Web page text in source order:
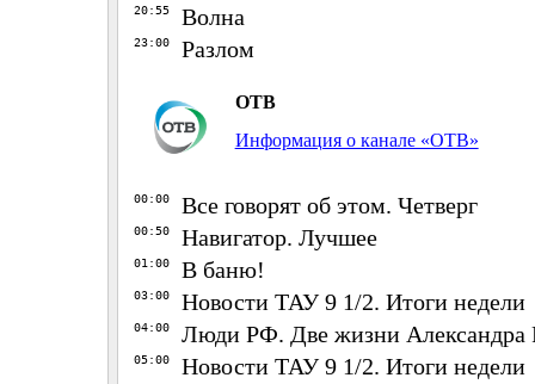
20:55 Волна
23:00 Разлом
ОТВ
Информация о канале «ОТВ»
00:00 Все говорят об этом. Четверг
00:50 Навигатор. Лучшее
01:00 В баню!
03:00 Новости ТАУ 9 1/2. Итоги недели
04:00 Люди РФ. Две жизни Александра
05:00 Новости ТАУ 9 1/2. Итоги недели